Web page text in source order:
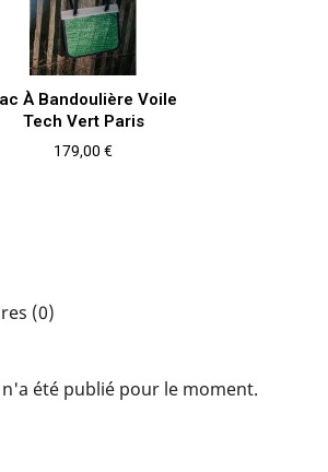
À Bandoulière Voile
Tech Vert Paris
Prix
179,00 €
(0)
été publié pour le moment.